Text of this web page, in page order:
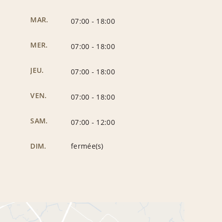
MAR. 07:00 - 18:00
MER. 07:00 - 18:00
JEU. 07:00 - 18:00
VEN. 07:00 - 18:00
SAM. 07:00 - 12:00
DIM. fermée(s)